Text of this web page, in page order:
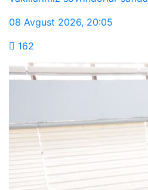
08 Avgust 2026, 20:05
162